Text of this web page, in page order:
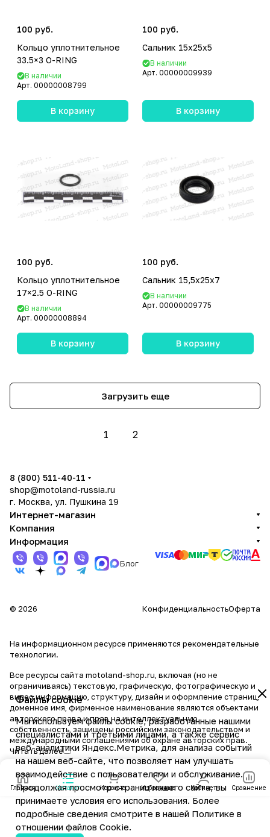
100 руб.
Кольцо уплотнительное
33.5×3 O-RING
В наличии
Арт. 00000008799
В корзину
100 руб.
Сальник 15x25x5
В наличии
Арт. 00000009939
В корзину
100 руб.
Кольцо уплотнительное
17×2.5 O-RING
В наличии
Арт. 00000008894
В корзину
100 руб.
Сальник 15,5x25x7
В наличии
Арт. 00000009775
В корзину
Загрузить еще
1 2
Главная Каталог Корзина Избранные Кабинет Сравнение
Файлы cookie
Мы используем файлы cookie, разработанные нашими
специалистами и третьими лицами, а также сервис
веб-аналитики Яндекс.Метрика, для анализа событий
на нашем веб-сайте, что позволяет нам улучшать
взаимодействие с пользователями и обслуживание.
Продолжая просмотр страниц нашего сайта, вы
принимаете условия его использования. Более
подробные сведения смотрите в нашей Политике в
отношении файлов Cookie.
8 (800) 511-40-11
shop@motoland-russia.ru
г. Москва, ул. Пушкина 19
Интернет-магазин
Компания
Информация
Блог
© 2026 КонфиденциальностьОферта
На информационном ресурсе применяются рекомендательные
технологии.
Все ресурсы сайта motoland-shop.ru, включая (но не
ограничиваясь) текстовую, графическую, фотографическую и
видео информацию, структуру, дизайн и оформление страниц,
доменное имя, фирменное наименование являются объектами
авторского права и прав на интеллектуальную
собственность, защищены российским законодательством и
международными соглашениями об охране авторских прав.
Читать далее